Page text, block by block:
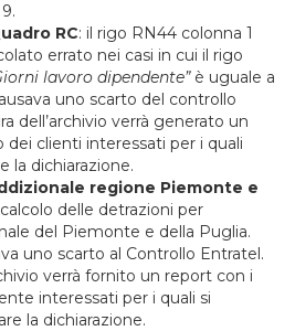
RC: il rigo RN44 colonna 1
errato nei casi in cui il rigo
lavoro dipendente”è uguale a
uno scarto del controllo
dell’archivio verrà generato un
dei clienti interessati per i quali
la dichiarazione.
regione Piemonte e
delle detrazioni per
del Piemonte e della Puglia.
uno scarto al Controllo Entratel.
verrà fornito un report con i
interessati per i quali si
la dichiarazione.